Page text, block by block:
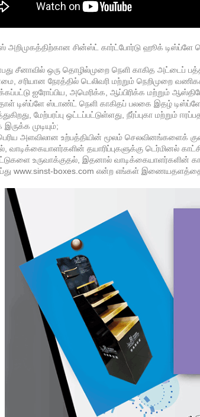
அறிமுகத்திற்கான சின்ஸ்ட் கார்ட்போர்டு ஹூக் டிஸ்ப்ளே
சீனாவில் ஒரு தொழில்முறை நெளி காகித அட்டைப்
சரியான நேரத்தில் டெலிவரி மற்றும் நெறிமுறை
ஐரோப்பிய, அமெரிக்க, ஆப்பிரிக்க மற்றும்
டிஸ்ப்ளே ஸ்டாண்ட் நெளி காகிதப் பலகை இதழ்
மேற்பரப்பு ஒட்டப்பட்டுள்ளது, நீர்ப்புகா
இருக்க முடியும்;
அளவிலான உற்பத்தியின் மூலம் செலவினங்களைக்
வாடிக்கையாளர்களின் தயாரிப்புகளுக்கு டெர்மினல்
உருவாக்குதல், இதனால் வாடிக்கையாளர்களின்
www.sinst-boxes.com என்ற எங்கள் இணையதளத்தை